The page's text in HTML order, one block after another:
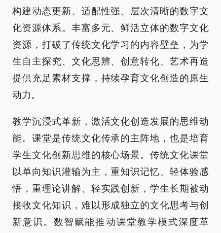
构建动态更新、适配性强、层次清晰的数字文
化资源体系。丰富多元、鲜活立体的数字文化
资源，打破了传统文化学习的内容壁垒，为学
生自主探究、文化思辨、创意转化、艺术再造
提供充足素材支撑，持续孕育文化创造的原生
动力。
教学沉浸式革新，激活文化创造发展的思维动
能。课堂是传统文化传承的主阵地，也是培育
学生文化创新思维的核心场景。传统文化课堂
以单向知识灌输为主，重知识记忆、轻体验感
悟，重理论讲解、轻实践创新，学生长期被动
接收文化知识，难以形成独立的文化思考与创
新意识。数智赋能推动课堂教学模式深度革